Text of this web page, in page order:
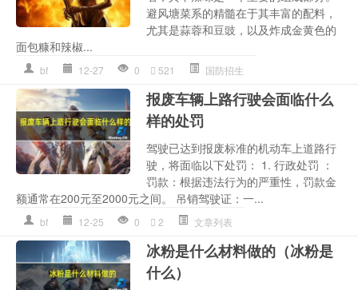
避风塘菜系的精髓在于其丰富的配料，
尤其是蒜蓉和豆豉，以及炸成金黄色的
面包糠和辣椒...
bf 12-27 0 521 国防招生
报废车辆上路行驶会面临什么
样的处罚
驾驶已达到报废标准的机动车上道路行
驶，将面临以下处罚： 1. 行政处罚 ：
罚款：根据违法行为的严重性，罚款金
额通常在200元至2000元之间。 吊销驾驶证：一...
bf 12-25 0 2 文章列表
冰粉是什么材料做的（冰粉是
什么）